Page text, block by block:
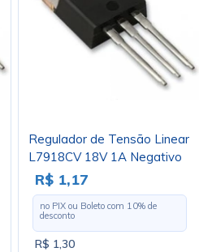
Regulador de Tensão Linear
L7918CV 18V 1A Negativo
TO220
R$ 1,17
no PIX ou Boleto com 10% de
desconto
R$ 1,30